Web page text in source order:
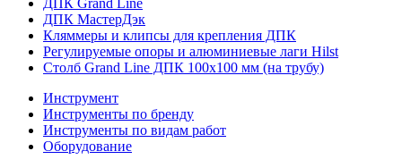
ДПК Grand Line
ДПК МастерДэк
Кляммеры и клипсы для крепления ДПК
Регулируемые опоры и алюминиевые лаги Hilst
Столб Grand Line ДПК 100х100 мм (на трубу)
Инструмент
Инструменты по бренду
Инструменты по видам работ
Оборудование